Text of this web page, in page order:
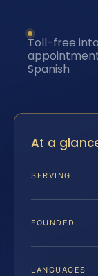
Toll-free
appointment
Spanish
At a
SERVING
FOUNDED
LANGUAGES